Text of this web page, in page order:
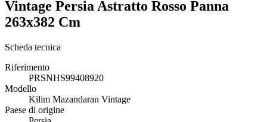
Vintage Persia Astratto Rosso Panna
263x382 Cm
Scheda tecnica
Riferimento
PRSNHS99408920
Modello
Kilim Mazandaran Vintage
Paese di origine